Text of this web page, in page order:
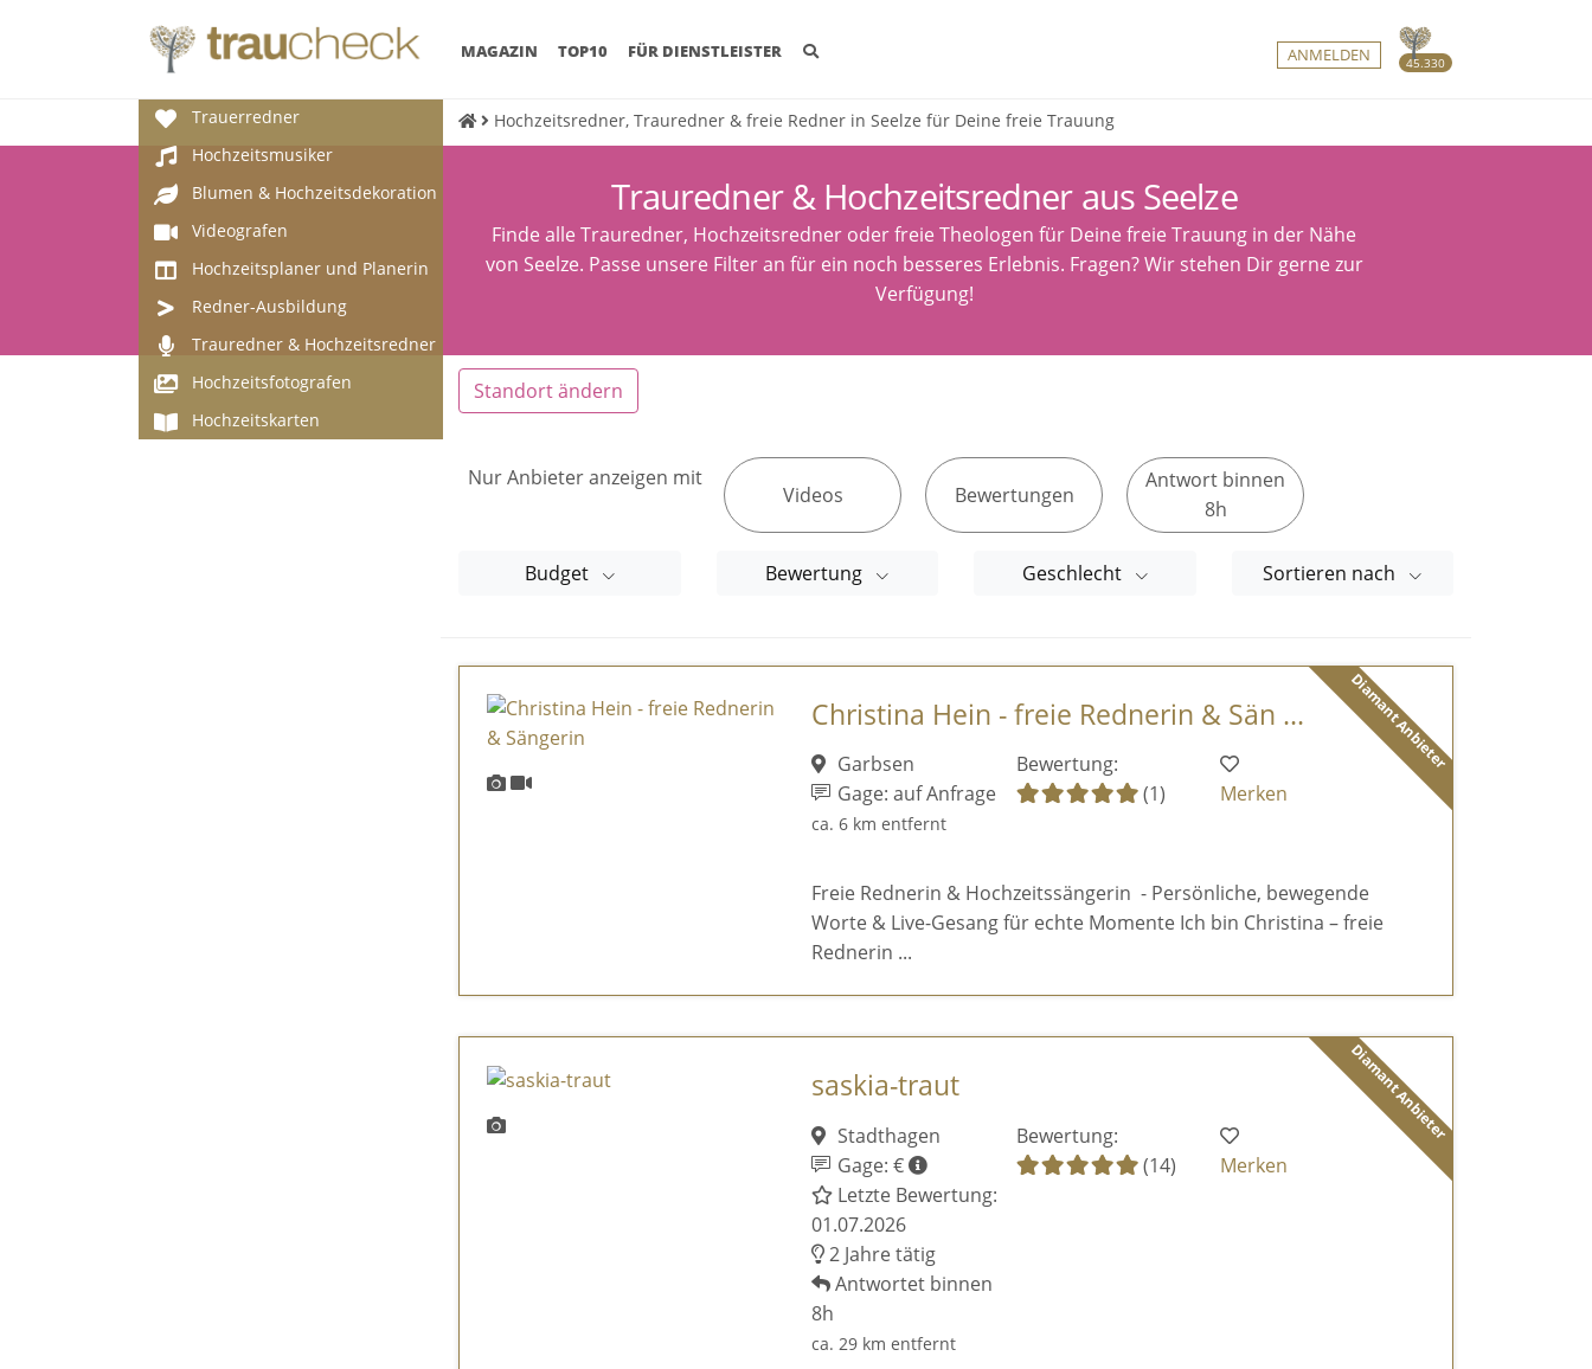
45.330
MAGAZIN (CURRENT)
TOP10 FÜR DIENSTLEISTER ANMELDEN
Trauerredner
Hochzeitsmusiker
Blumen & Hochzeitsdekoration
Videografen
Hochzeitsplaner und Planerin
Redner-Ausbildung
Trauredner & Hochzeitsredner
Hochzeitsfotografen
Hochzeitskarten
Hochzeitsredner, Trauredner & freie Redner in Seelze für Deine freie Trauung
Trauredner & Hochzeitsredner aus Seelze
Finde alle Trauredner, Hochzeitsredner oder freie Theologen für Deine freie Trauung in der Nähe
von Seelze. Passe unsere Filter an für ein noch besseres Erlebnis. Fragen? Wir stehen Dir gerne zur
Verfügung!
Standort ändern
Nur Anbieter anzeigen mit
Videos Bewertungen
Antwort binnen
8h
Budget Bewertung Geschlecht Sortieren nach
Diamant Anbieter
Christina Hein - freie Rednerin & Sän ...
Garbsen
Gage: auf Anfrage
ca. 6 km entfernt
Bewertung:
(1)
Merken
Freie Rednerin & Hochzeitssängerin - Persönliche, bewegende
Worte & Live-Gesang für echte Momente Ich bin Christina – freie
Rednerin ...
Diamant Anbieter
saskia-traut
Stadthagen
Gage: €
Letzte Bewertung:
01.07.2026
2 Jahre tätig
Antwortet binnen
8h
ca. 29 km entfernt
Bewertung:
(14)
Merken